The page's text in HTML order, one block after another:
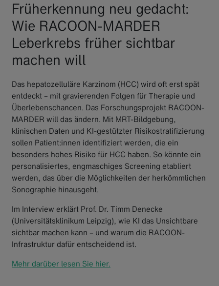
Früherkennung neu gedacht:
Wie RACOON-MARDER
Leberkrebs früher sichtbar
machen will
Das hepatozelluläre Karzinom (HCC) wird oft erst spät
entdeckt – mit gravierenden Folgen für Therapie und
Überlebenschancen. Das Forschungsprojekt RACOON-
MARDER will das ändern. Mit MRT-Bildgebung,
klinischen Daten und KI-gestützter Risikostratifizierung
sollen Patient:innen identifiziert werden, die ein
besonders hohes Risiko für HCC haben. So könnte ein
personalisiertes, engmaschiges Screening etabliert
werden, das über die Möglichkeiten der herkömmlichen
Sonographie hinausgeht.
Im Interview erklärt Prof. Dr. Timm Denecke
(Universitätsklinikum Leipzig), wie KI das Unsichtbare
sichtbar machen kann – und warum die RACOON-
Infrastruktur dafür entscheidend ist.
Mehr darüber lesen Sie hier.